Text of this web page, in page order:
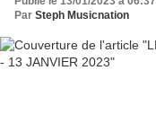
Par Steph Musicnation